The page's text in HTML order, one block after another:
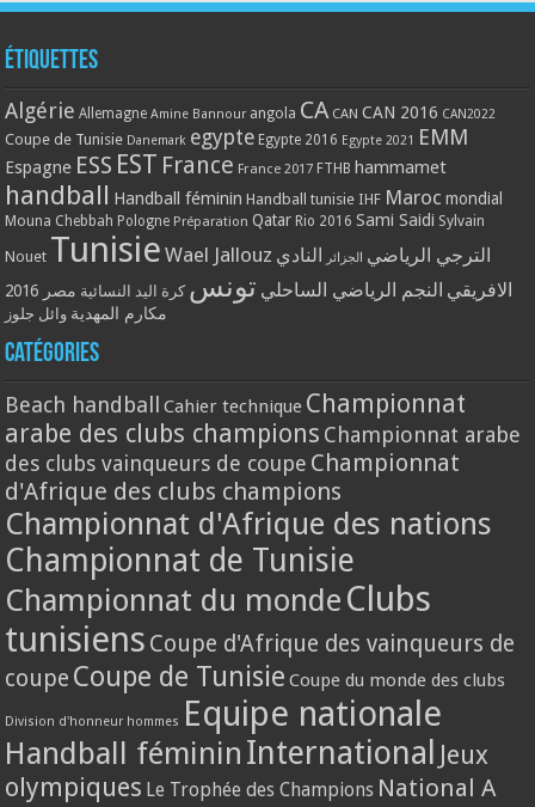
Étiquettes
Algérie Allemagne Amine Bannour angola CA CAN CAN 2016 CAN2022
Coupe de Tunisie Danemark egypte Egypte 2016 Egypte 2021 EMM
Espagne ESS EST France France 2017 FTHB hammamet
handball Handball féminin Handball tunisie IHF Maroc mondial
Mouna Chebbah Pologne Préparation Qatar Rio 2016 Sami Saidi Sylvain
Nouet Tunisie Wael Jallouz الترجي الرياضي الجزائر النادي
الافريقي النجم الرياضي الساحلي تونس كرة اليد النسائية مصر 2016
مكارم المهدية وائل جلوز
Catégories
Beach handball Cahier technique Championnat
arabe des clubs champions Championnat arabe
des clubs vainqueurs de coupe Championnat
d'Afrique des clubs champions
Championnat d'Afrique des nations
Championnat de Tunisie
Championnat du monde Clubs
tunisiens Coupe d'Afrique des vainqueurs de
coupe Coupe de Tunisie Coupe du monde des clubs
Division d'honneur hommes Equipe nationale
Handball féminin International Jeux
olympiques Le Trophée des Champions National A